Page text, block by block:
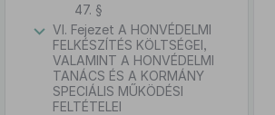
47. §
VI. Fejezet A HONVÉDELMI
FELKÉSZÍTÉS KÖLTSÉGEI,
VALAMINT A HONVÉDELMI
TANÁCS ÉS A KORMÁNY
SPECIÁLIS MŰKÖDÉSI
FELTÉTELEI